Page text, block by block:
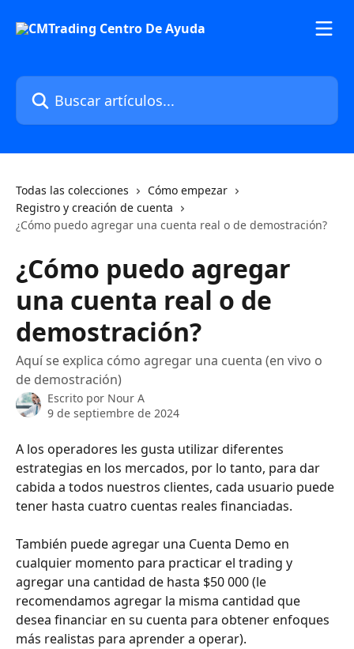
Buscar artículos...
Todas las colecciones
Cómo empezar
Registro y creación de cuenta
¿Cómo puedo agregar una cuenta real o de demostración?
¿Cómo puedo agregar
una cuenta real o de
demostración?
Aquí se explica cómo agregar una cuenta (en vivo o
de demostración)
Escrito por Nour A
9 de septiembre de 2024
A los operadores les gusta utilizar diferentes
estrategias en los mercados, por lo tanto, para dar
cabida a todos nuestros clientes, cada usuario puede
tener hasta cuatro cuentas reales financiadas.
También puede agregar una Cuenta Demo en
cualquier momento para practicar el trading y
agregar una cantidad de hasta $50 000 (le
recomendamos agregar la misma cantidad que
desea financiar en su cuenta para obtener enfoques
más realistas para aprender a operar).